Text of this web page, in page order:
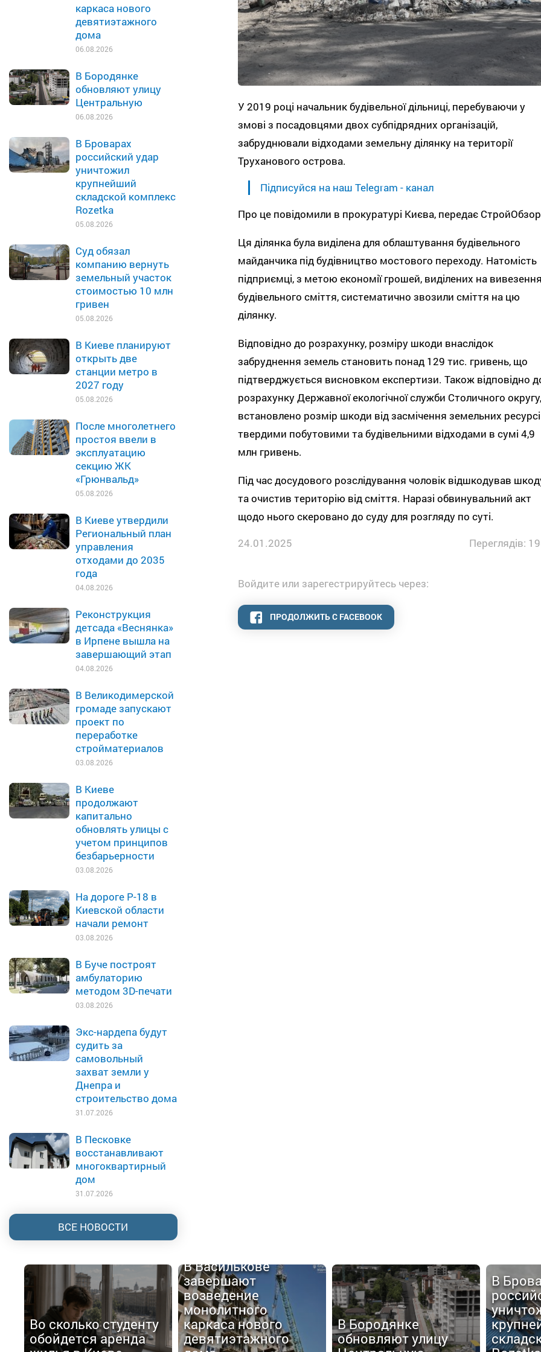
каркаса нового
девятиэтажного
дома
06.08.2026
В Бородянке
обновляют улицу
Центральную
06.08.2026
В Броварах
российский удар
уничтожил
крупнейший
складской комплекс
Rozetka
05.08.2026
Суд обязал
компанию вернуть
земельный участок
стоимостью 10 млн
гривен
05.08.2026
В Киеве планируют
открыть две
станции метро в
2027 году
05.08.2026
После многолетнего
простоя ввели в
эксплуатацию
секцию ЖК
«Грюнвальд»
05.08.2026
В Киеве утвердили
Региональный план
управления
отходами до 2035
года
04.08.2026
Реконструкция
детсада «Веснянка»
в Ирпене вышла на
завершающий этап
04.08.2026
В Великодимерской
громаде запускают
проект по
переработке
стройматериалов
03.08.2026
В Киеве
продолжают
капитально
обновлять улицы с
учетом принципов
безбарьерности
03.08.2026
На дороге Р-18 в
Киевской области
начали ремонт
03.08.2026
В Буче построят
амбулаторию
методом 3D-печати
03.08.2026
Экс-нардепа будут
судить за
самовольный
захват земли у
Днепра и
строительство дома
31.07.2026
В Песковке
восстанавливают
многоквартирный
дом
31.07.2026
ВСЕ НОВОСТИ
У 2019 році начальник будівельної дільниці, перебуваючи у
змові з посадовцями двох субпідрядних організацій,
забруднювали відходами земельну ділянку на території
Труханового острова.
Підписуйся на наш Telegram - канал
Про це повідомили в прокуратурі Києва, передає
Ця ділянка була виділена для облаштування будівельного
майданчика під будівництво мостового переходу. Натомість
підприємці, з метою економії грошей, виділених на
будівельного сміття, систематично звозили сміття на цю
ділянку.
Відповідно до розрахунку, розміру шкоди внаслідок
забруднення земель становить понад 129 тис. гривень, що
підтверджується висновком експертизи. Також відповідно
розрахунку Державної екологічної служби Столичного округу,
встановлено розмір шкоди від засмічення земельних
твердими побутовими та будівельними відходами в сумі 4,9
млн гривень.
Під час досудового розслідування чоловік відшкодував
та очистив територію від сміття. Наразі обвинувальний акт
щодо нього скеровано до суду для розгляду по суті.
24.01.2025
Переглядів:
Войдите или зарегестрируйтесь через:
ПРОДОЛЖИТЬ С FACEBOOK
Во сколько студенту
обойдется аренда
В Василькове
завершают
возведение
монолитного
каркаса нового
девятиэтажного
В Бородянке
обновляют улицу
В